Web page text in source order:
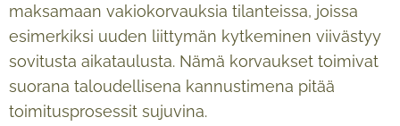
maksamaan vakiokorvauksia tilanteissa, joissa
esimerkiksi uuden liittymän kytkeminen viivästyy
sovitusta aikataulusta. Nämä korvaukset toimivat
suorana taloudellisena kannustimena pitää
toimitusprosessit sujuvina.